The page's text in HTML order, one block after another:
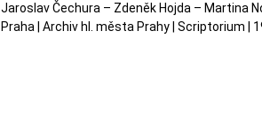
Jaroslav Čechura – Zdeněk Hojda – Martina
Praha | Archiv hl. města Prahy | Scriptorium |